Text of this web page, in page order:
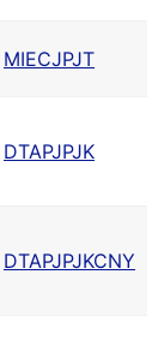
MIECJPJT
DTAPJPJK
DTAPJPJKCNY